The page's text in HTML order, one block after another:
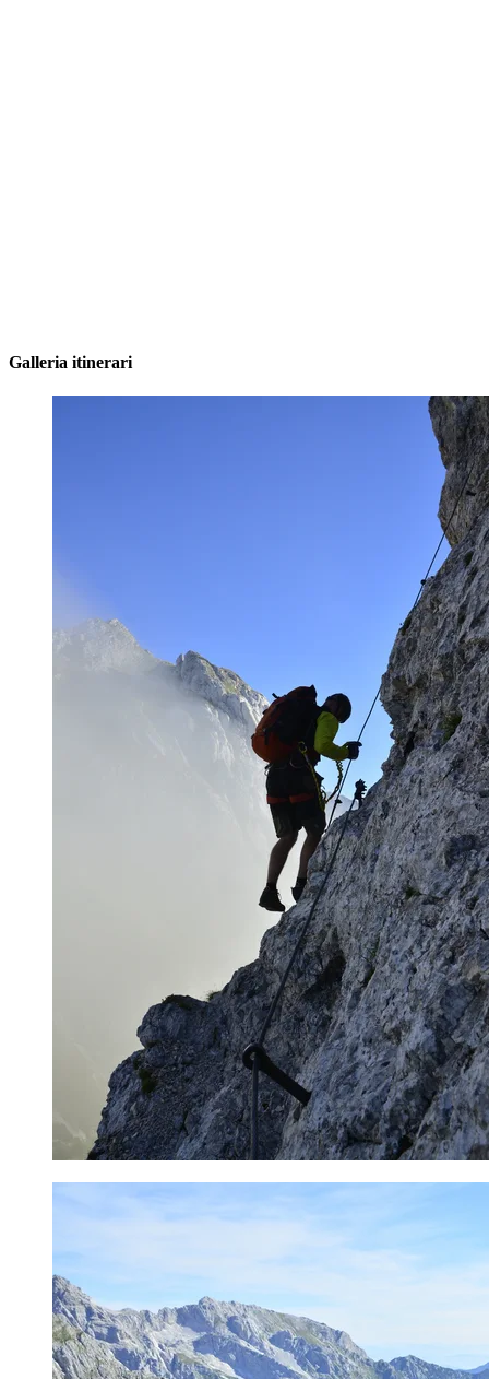
Galleria itinerari